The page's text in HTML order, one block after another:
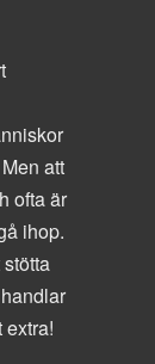
att
ofta är
ihop.
extra!